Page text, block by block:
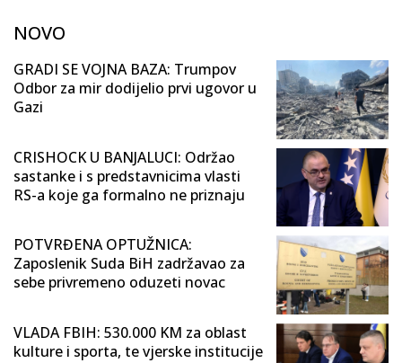
NOVO
GRADI SE VOJNA BAZA: Trumpov
Odbor za mir dodijelio prvi ugovor u
Gazi
CRISHOCK U BANJALUCI: Održao
sastanke i s predstavnicima vlasti
RS-a koje ga formalno ne priznaju
POTVRĐENA OPTUŽNICA:
Zaposlenik Suda BiH zadržavao za
sebe privremeno oduzeti novac
VLADA FBIH: 530.000 KM za oblast
kulture i sporta, te vjerske institucije